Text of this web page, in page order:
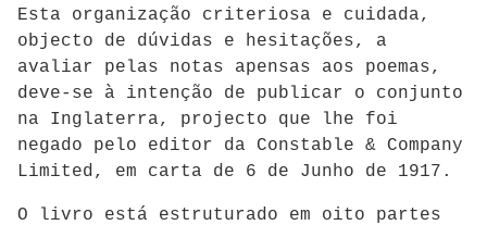
Esta organização criteriosa e cuidada,
objecto de dúvidas e hesitações, a
avaliar pelas notas apensas aos poemas,
deve-se à intenção de publicar o conjunto
na Inglaterra, projecto que lhe foi
negado pelo editor da Constable & Company
Limited, em carta de 6 de Junho de 1917.
O livro está estruturado em oito partes